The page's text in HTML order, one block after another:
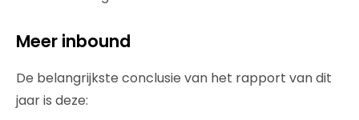
Meer inbound
De belangrijkste conclusie van het rapport van dit
jaar is deze: